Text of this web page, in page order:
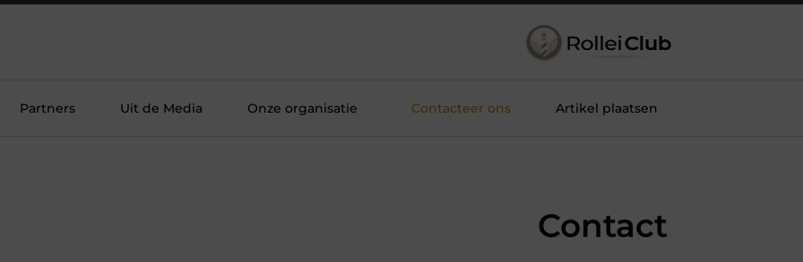
Partners Uit de Media Onze organisatie Contacteer ons Artikel plaatsen
Contact